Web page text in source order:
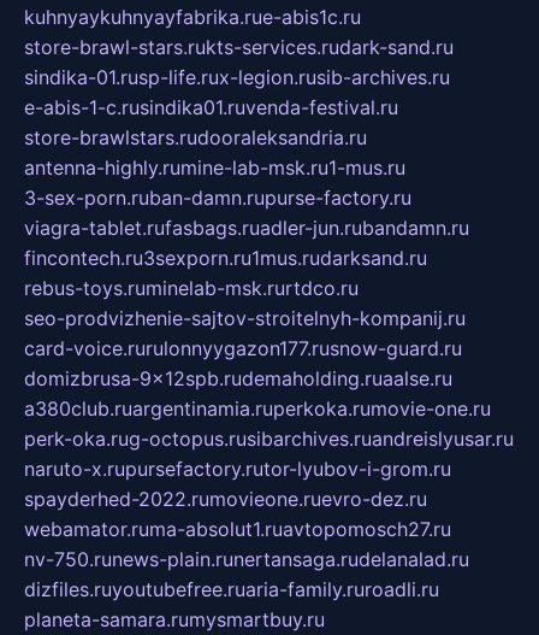
kuhnyaykuhnyayfabrika.rue-abis1c.ru
store-brawl-stars.rukts-services.rudark-sand.ru
sindika-01.rusp-life.rux-legion.rusib-archives.ru
e-abis-1-c.rusindika01.ruvenda-festival.ru
store-brawlstars.rudooraleksandria.ru
antenna-highly.rumine-lab-msk.ru1-mus.ru
3-sex-porn.ruban-damn.rupurse-factory.ru
viagra-tablet.rufasbags.ruadler-jun.rubandamn.ru
fincontech.ru3sexporn.ru1mus.rudarksand.ru
rebus-toys.ruminelab-msk.rurtdco.ru
seo-prodvizhenie-sajtov-stroitelnyh-kompanij.ru
card-voice.rurulonnyygazon177.rusnow-guard.ru
domizbrusa-9x12spb.rudemaholding.ruaalse.ru
a380club.ruargentinamia.ruperkoka.rumovie-one.ru
perk-oka.rug-octopus.rusibarchives.ruandreislyusar.ru
naruto-x.rupursefactory.rutor-lyubov-i-grom.ru
spayderhed-2022.rumovieone.ruevro-dez.ru
webamator.ruma-absolut1.ruavtopomosch27.ru
nv-750.runews-plain.runertansaga.rudelanalad.ru
dizfiles.ruyoutubefree.ruaria-family.ruroadli.ru
planeta-samara.rumysmartbuy.ru